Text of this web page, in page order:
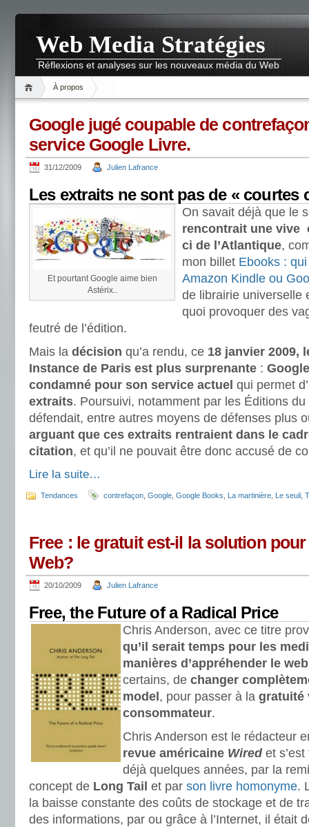
Web Media Stratégies
Réflexions et analyses sur les nouveaux média du Web
À propos
Google jugé coupable de
service Google Livre.
31/12/2009 Julien Lafrance
Les extraits ne sont pas de « courtes
Et pourtant Google aime bien
Astérix..
On savait déjà que le
rencontrait une vive
ci de l’Atlantique,
mon billet Ebooks :
Amazon Kindle ou
de librairie universelle
quoi provoquer des
feutré de l’édition.
Mais la décision qu’a rendu, ce 18 janvier 2009,
Instance de Paris est plus surprenante :
condamné pour son service actuel qui permet
extraits. Poursuivi, notamment par les Éditions
défendait, entre autres moyens de défenses plus
arguant que ces extraits rentraient dans le
citation, et qu’il ne pouvait être donc accusé de
Lire la suite…
Tendances contrefaçon Google Google Books La martinière Le seuil
Free : le gratuit est-il la solution
Web?
20/10/2009 Julien Lafrance
Free, the Future of a Radical Price
Chris Anderson, avec ce titre
qu’il serait temps pour les
manières d’appréhender le web
certains, de changer
model , pour passer à la gratuité
consommateur.
Chris Anderson est le rédacteur
revue américaine Wiredet s’est
déjà quelques années, par la
concept de Long Tail et par son livre homonyme.
la baisse constante des coûts de stockage et de
des informations, par ou grâce à l’Internet, il était